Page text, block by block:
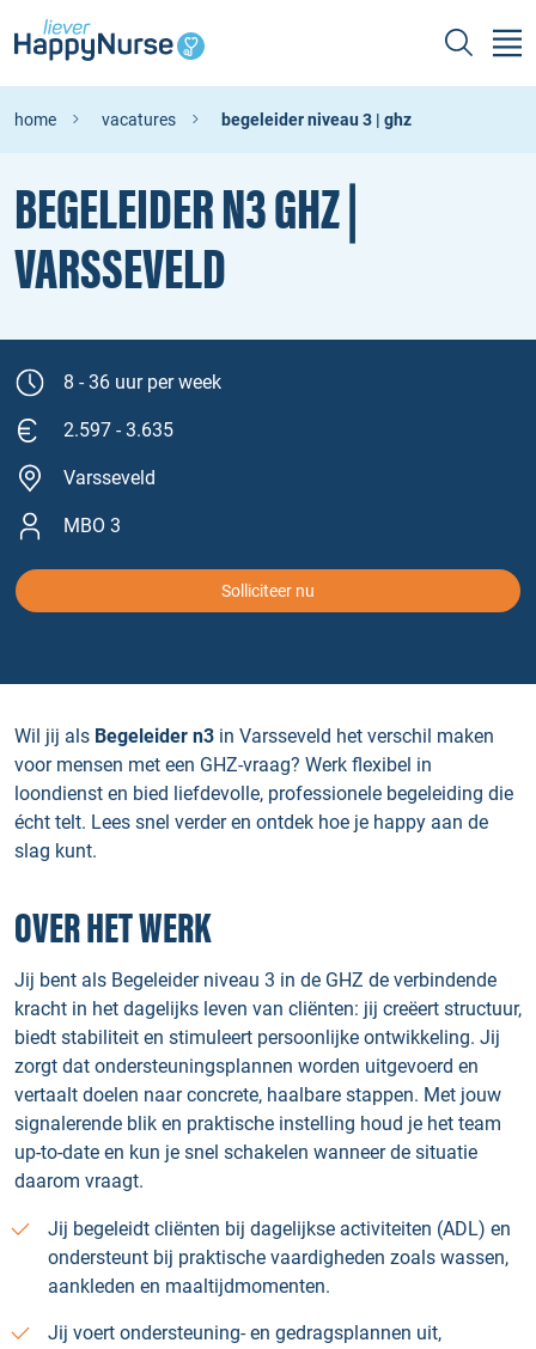
home vacatures begeleider niveau 3 | ghz
BEGELEIDER N3 GHZ |
VARSSEVELD
8 - 36 uur per week
2.597 - 3.635
Varsseveld
MBO 3
Solliciteer nu
Wil jij als Begeleider n3 in Varsseveld het verschil maken
voor mensen met een GHZ-vraag? Werk flexibel in
loondienst en bied liefdevolle, professionele begeleiding die
écht telt. Lees snel verder en ontdek hoe je happy aan de
slag kunt.
OVER HET WERK
Jij bent als Begeleider niveau 3 in de GHZ de verbindende
kracht in het dagelijks leven van cliënten: jij creëert structuur,
biedt stabiliteit en stimuleert persoonlijke ontwikkeling. Jij
zorgt dat ondersteuningsplannen worden uitgevoerd en
vertaalt doelen naar concrete, haalbare stappen. Met jouw
signalerende blik en praktische instelling houd je het team
up‑to‑date en kun je snel schakelen wanneer de situatie
daarom vraagt.
Jij begeleidt cliënten bij dagelijkse activiteiten (ADL) en
ondersteunt bij praktische vaardigheden zoals wassen,
aankleden en maaltijdmomenten.
Jij voert ondersteuning‑ en gedragsplannen uit,